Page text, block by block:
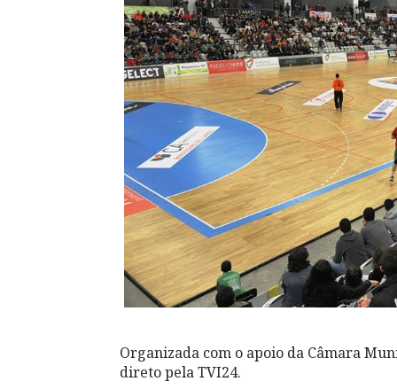
Organizada com o apoio da Câmara
direto pela TVI24.